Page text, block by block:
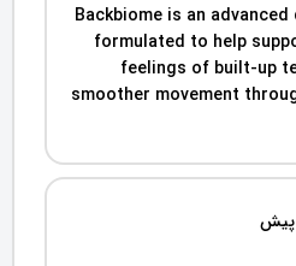
Backbiome is an
formulated to help
feelings of built-up
smoother movement